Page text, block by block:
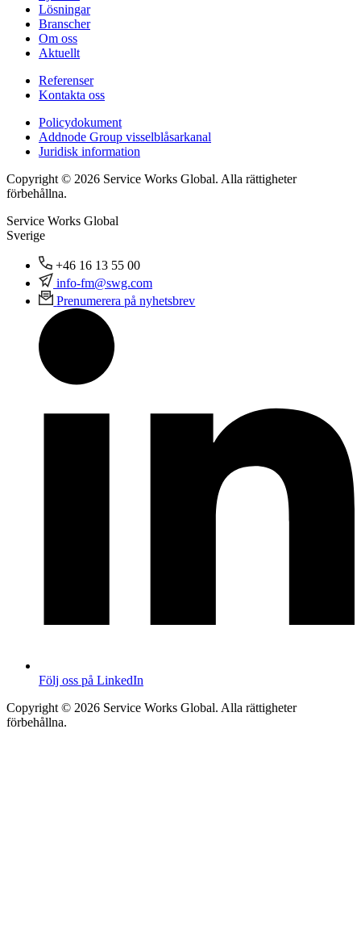
Lösningar
Branscher
Om oss
Aktuellt
Referenser
Kontakta oss
Policydokument
Addnode Group visselblåsarkanal
Juridisk information
Copyright © 2026 Service Works Global. Alla rättigheter
förbehållna.
Service Works Global
Sverige
+46 16 13 55 00
info-fm@swg.com
Prenumerera på nyhetsbrev
Följ oss på LinkedIn
Copyright © 2026 Service Works Global. Alla rättigheter
förbehållna.